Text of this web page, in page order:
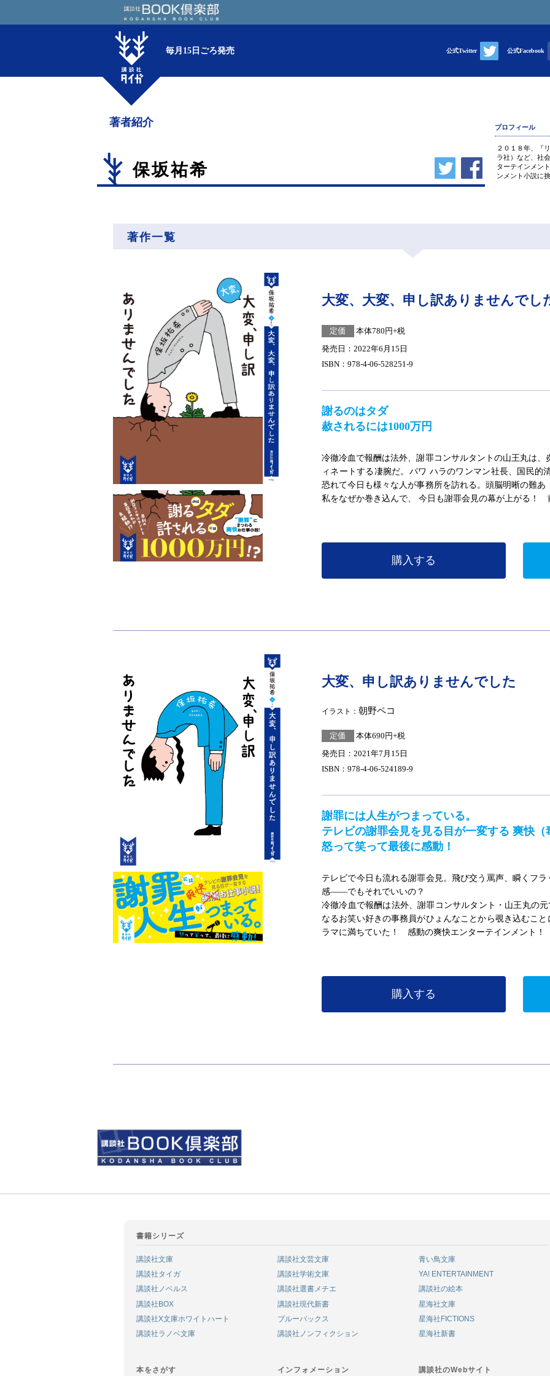
毎月15日ごろ発売 公式Twitter 公式Facebook
著者紹介
保坂祐希
プロフィール
２０１８年、『
ラ社）など、社
ターテインメン
ンメント小説に
著作一覧
大変、大変、申し訳ありませんでし
定価
本体780円+税
発売日：2022年6月15日
ISBN：978-4-06-528251-9
謝るのはタダ
赦されるには1000万円
冷徹冷血で報酬は法外、謝罪コンサルタントの山王丸は
ィネートする凄腕だ。パワ ハラのワンマン社長、国民
恐れて今日も様々な人が事務所を訪れる。頭脳明晰の難
私をなぜか巻き込んで、 今日も謝罪会見の幕が上がる！
購入する
大変、申し訳ありませんでした
イラスト： 朝野ペコ
定価
本体690円+税
発売日：2021年7月15日
ISBN：978-4-06-524189-9
謝罪には人生がつまっている。
テレビの謝罪会見を見る目が一変する 爽快（
怒って笑って最後に感動！
テレビで今日も流れる謝罪会見。飛び交う罵声、瞬くフ
感――でもそれでいいの？
冷徹冷血で報酬は法外、謝罪コンサルタント・山王丸の
なるお笑い好きの事務員がひょんなことから覗き込むこ
ラマに満ちていた！ 感動の爽快エンターテインメント！
購入する
書籍シリーズ
講談社文庫
講談社タイガ
講談社ノベルス
講談社BOX
講談社X文庫ホワイトハート
講談社ラノベ文庫
講談社文芸文庫
講談社学術文庫
講談社選書メチエ
講談社現代新書
ブルーバックス
講談社ノンフィクション
青い鳥文庫
YA! ENTERTAINMENT
講談社の絵本
星海社文庫
星海社FICTIONS
星海社新書
本をさがす インフォメーション 講談社のWebサイト